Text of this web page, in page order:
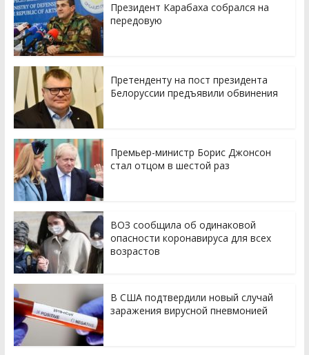
Президент Карабаха собрался на
передовую
Претенденту на пост президента
Белоруссии предъявили обвинения
Премьер-министр Борис Джонсон
стал отцом в шестой раз
ВОЗ сообщила об одинаковой
опасности коронавируса для всех
возрастов
В США подтвердили новый случай
заражения вирусной пневмонией